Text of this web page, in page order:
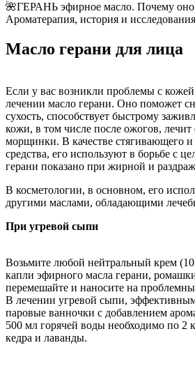
🌺ГЕРАНЬ эфирное масло. Почему оно
Ароматерапия, история и исследования
Масло герани для лица
Если у вас возникли проблемы с
лечении масло герани. Оно поможет
сухость, способствует быстрому
кожи, в том числе после ожогов, лечит
морщинки. В качестве стягивающего
средства, его используют в борьбе с
герани показано при жирной и
В косметологии, в основном, его
другими маслами, обладающими
При угревой сыпи
Возьмите любой нейтральный крем (10
капли эфирного масла герани,
перемешайте и наносите на
В лечении угревой сыпи,
паровые ванночки с добавлением
500 мл горячей воды необходимо по 2
кедра и лаванды.